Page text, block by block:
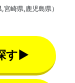
崎県,鹿児島県）
す▶